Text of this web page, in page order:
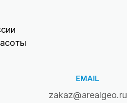
EMAIL
zakaz@arealgeo.ru